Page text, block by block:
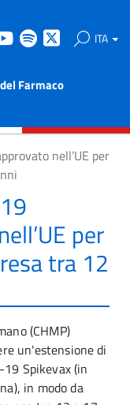
Youtube
Spotify ITA
Farmaco
nell’UE per
per
tra 12
(CHMP)
un'estensione di
Spikevax (in
in modo da